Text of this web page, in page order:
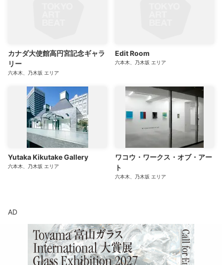
カナダ大使館高円宮記念ギャラ
リー
六本木、乃木坂 エリア
Edit Room
六本木、乃木坂 エリア
Yutaka Kikutake Gallery
六本木、乃木坂 エリア
ワコウ・ワークス・オブ・アー
ト
六本木、乃木坂 エリア
AD